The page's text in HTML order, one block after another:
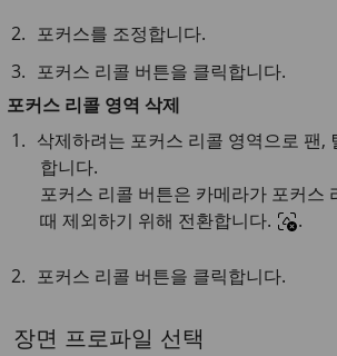
포커스를 조정합니다.
포커스 리콜 버튼을 클릭합니다.
포커스 리콜 영역 삭제
삭제하려는 포커스 리콜 영역으로 팬,
합니다.
포커스 리콜 버튼은 카메라가 포커스
때 제외하기 위해 전환합니다.
.
포커스 리콜 버튼을 클릭합니다.
장면 프로파일 선택